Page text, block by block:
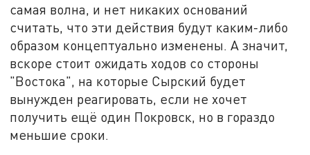
самая волна, и нет никаких оснований
считать, что эти действия будут каким-либо
образом концептуально изменены. А значит,
вскоре стоит ожидать ходов со стороны
"Востока", на которые Сырский будет
вынужден реагировать, если не хочет
получить ещё один Покровск, но в гораздо
меньшие сроки.